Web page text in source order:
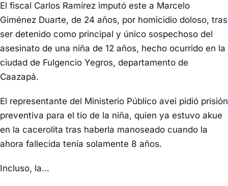
El fiscal Carlos Ramírez imputó este a Marcelo
Giménez Duarte, de 24 años, por homicidio doloso, tras
ser detenido como principal y único sospechoso del
asesinato de una niña de 12 años, hecho ocurrido en la
ciudad de Fulgencio Yegros, departamento de
Caazapá.
El representante del Ministerio Público avei pidió prisión
preventiva para el tío de la niña, quien ya estuvo akue
en la cacerolita tras haberla manoseado cuando la
ahora fallecida tenía solamente 8 años.
Incluso, la…